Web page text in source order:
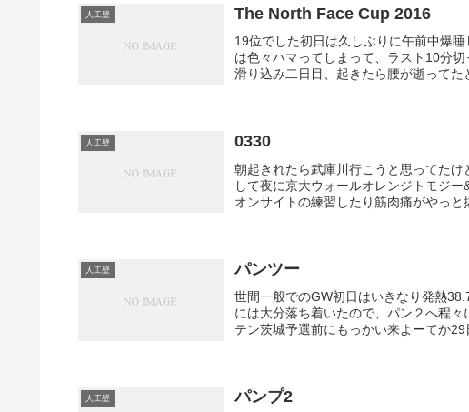
人工壁 The North Face Cup 2016
19位でした初日は久しぶりに午前中爆
は色々ハマってしまって、ラスト10分
滑り込み二日目、起きたら腰が逝ってた
人工壁 0330
朝起きれたら武庫川行こうと思ってた
して夜に京大ウォールオレンジトモジ
オンサイトの練習したり筋肉痛がやっと
人工壁 パンツー
世間一般でのGW初日はいきなり発熱
には大分落ち着いたので、パン２へ程
テン茨城予選前にもっかい来よーてか29
人工壁 パンプ2